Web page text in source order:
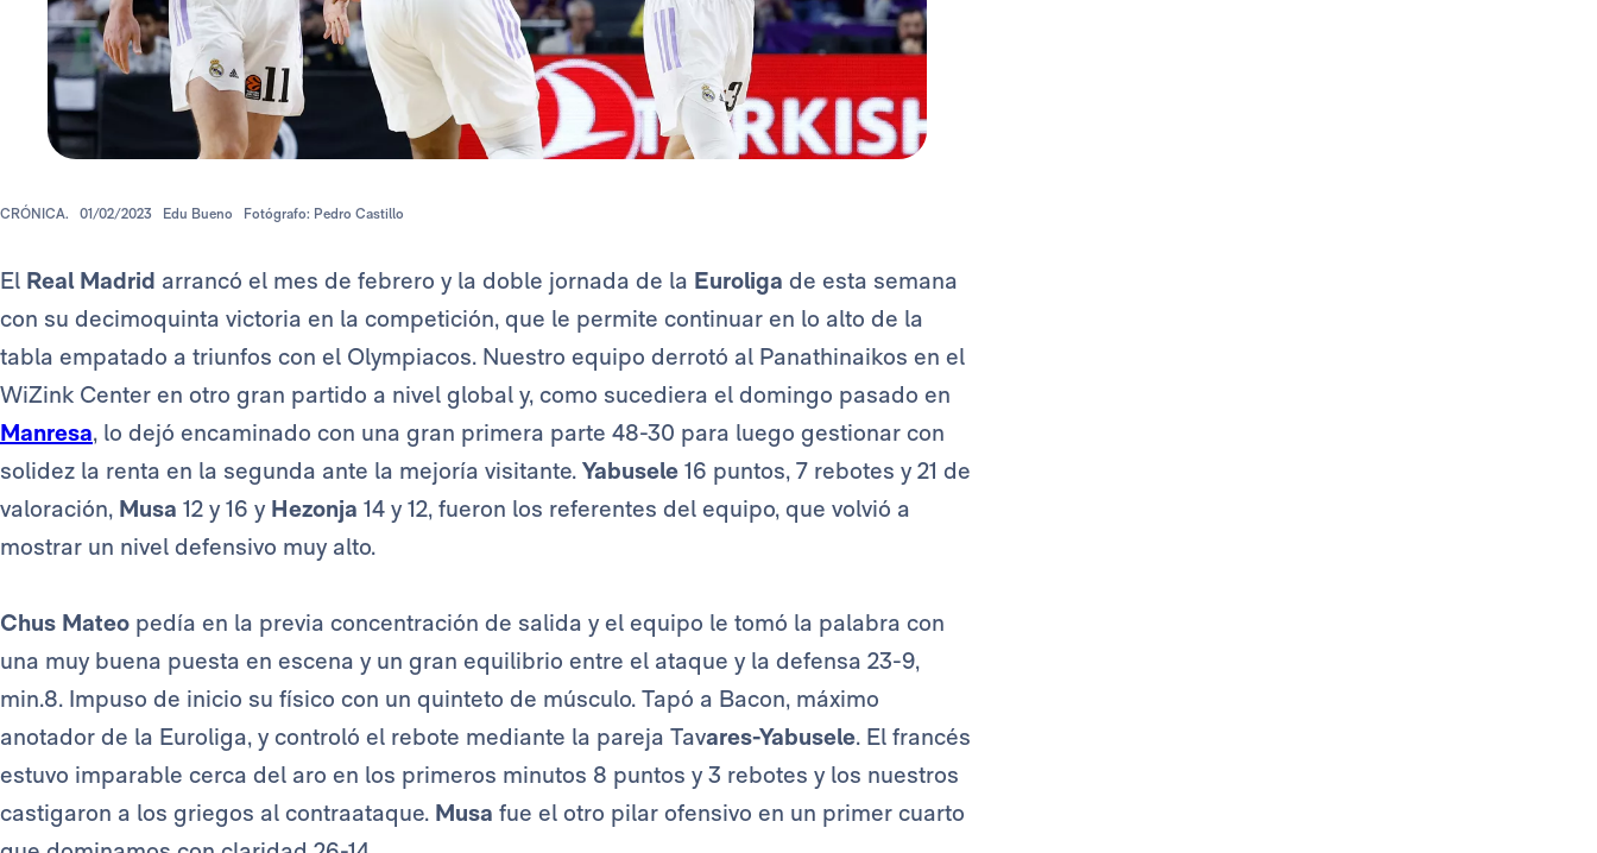
CRÓNICA. 01/02/2023 Edu Bueno Fotógrafo: Pedro Castillo
El Real Madrid arrancó el mes de febrero y la doble jornada de la Euroliga de esta semana
con su decimoquinta victoria en la competición, que le permite continuar en lo alto de la
tabla empatado a triunfos con el Olympiacos. Nuestro equipo derrotó al Panathinaikos en el
WiZink Center en otro gran partido a nivel global y, como sucediera el domingo pasado en
Manresa, lo dejó encaminado con una gran primera parte 48-30 para luego gestionar con
solidez la renta en la segunda ante la mejoría visitante. Yabusele 16 puntos, 7 rebotes y 21 de
valoración, Musa 12 y 16 y Hezonja 14 y 12, fueron los referentes del equipo, que volvió a
mostrar un nivel defensivo muy alto.
Chus Mateo pedía en la previa concentración de salida y el equipo le tomó la palabra con
una muy buena puesta en escena y un gran equilibrio entre el ataque y la defensa 23-9,
min.8. Impuso de inicio su físico con un quinteto de músculo. Tapó a Bacon, máximo
anotador de la Euroliga, y controló el rebote mediante la pareja Tavares-Yabusele. El francés
estuvo imparable cerca del aro en los primeros minutos 8 puntos y 3 rebotes y los nuestros
castigaron a los griegos al contraataque. Musa fue el otro pilar ofensivo en un primer cuarto